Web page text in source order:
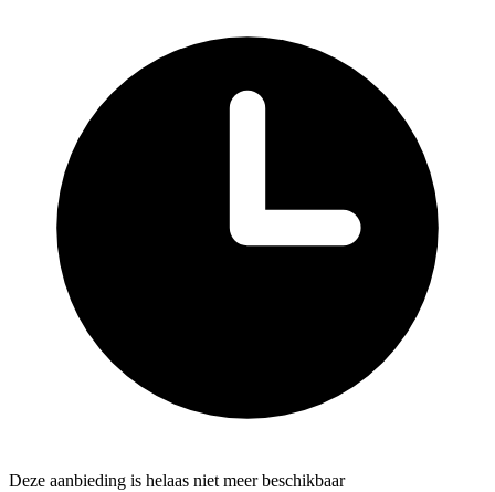
Deze aanbieding is helaas niet meer beschikbaar